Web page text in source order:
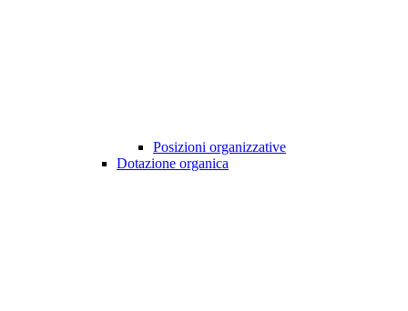
Posizioni organizzative
Dotazione organica